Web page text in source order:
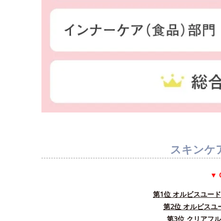
スキンケ
▼
第1位 オルビスユー
第2位 オルビスユ
第3位 クリアフ